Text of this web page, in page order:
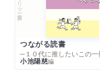
つながる読書
─１０代に推したいこの一
小池陽慈編